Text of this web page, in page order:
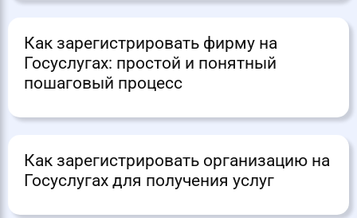
Как зарегистрировать фирму на
Госуслугах: простой и понятный
пошаговый процесс
Как зарегистрировать организацию на
Госуслугах для получения услуг